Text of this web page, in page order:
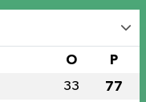
O P
33 77